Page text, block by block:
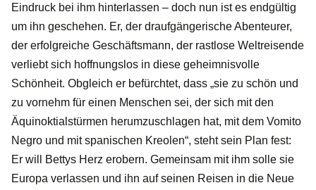
Eindruck bei ihm hinterlassen – doch nun ist es endgültig
um ihn geschehen. Er, der draufgängerische Abenteurer,
der erfolgreiche Geschäftsmann, der rastlose Weltreisende
verliebt sich hoffnungslos in diese geheimnisvolle
Schönheit. Obgleich er befürchtet, dass „sie zu schön und
zu vornehm für einen Menschen sei, der sich mit den
Äquinoktialstürmen herumzuschlagen hat, mit dem Vomito
Negro und mit spanischen Kreolen“, steht sein Plan fest:
Er will Bettys Herz erobern. Gemeinsam mit ihm solle sie
Europa verlassen und ihn auf seinen Reisen in die Neue